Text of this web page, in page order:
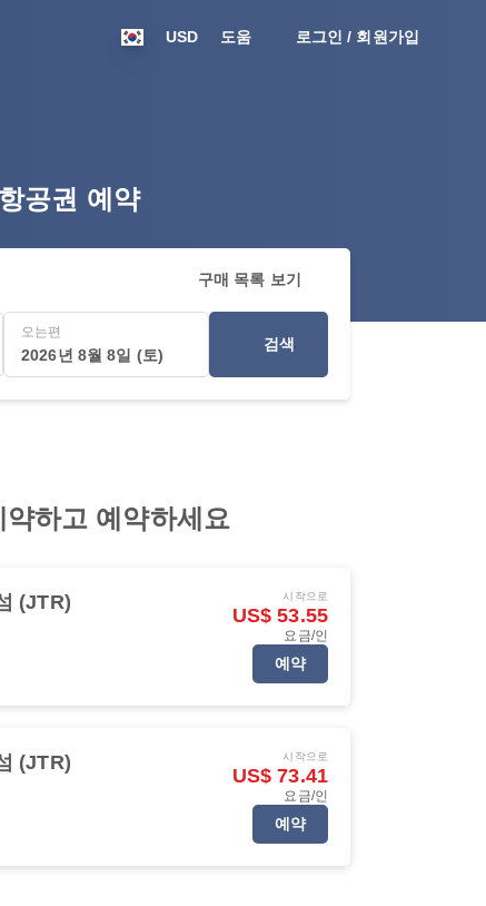
USD 도움 로그인 / 회원가입
공권 예약
구매 목록 보기
오는편
2026년 8월 8일 (토)
검색
하고 예약하세요
(JTR) 시작으로
US$ 53.55
요금/인
예약
(JTR) 시작으로
US$ 73.41
요금/인
예약